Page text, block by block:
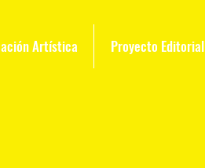
Artística Proyecto Editorial